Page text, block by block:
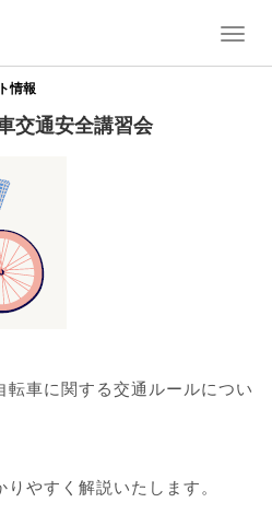
T
n
情報
交通安全講習会
転車に関する交通ルールについ
やすく解説いたします。